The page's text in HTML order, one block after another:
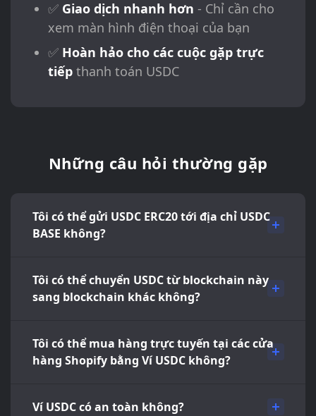
✅ Giao dịch nhanh hơn - Chỉ cần cho
xem màn hình điện thoại của bạn
✅ Hoàn hảo cho các cuộc gặp trực
tiếpthanh toán USDC
Những câu hỏi thường gặp
Tôi có thể gửi USDC ERC20 tới địa chỉ USDC
BASE không?
Tôi có thể chuyển USDC từ blockchain này
sang blockchain khác không?
Tôi có thể mua hàng trực tuyến tại các cửa
hàng Shopify bằng Ví USDC không?
Ví USDC có an toàn không?